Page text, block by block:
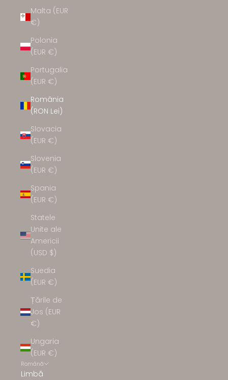
Malta (EUR
€)
Polonia
(EUR €)
Portugalia
(EUR €)
România
(RON Lei)
Slovacia
(EUR €)
Slovenia
(EUR €)
Spania
(EUR €)
Statele
Unite ale
Americii
(USD $)
Suedia
(EUR €)
Țările de
Jos (EUR
€)
Ungaria
(EUR €)
Română
Limbă